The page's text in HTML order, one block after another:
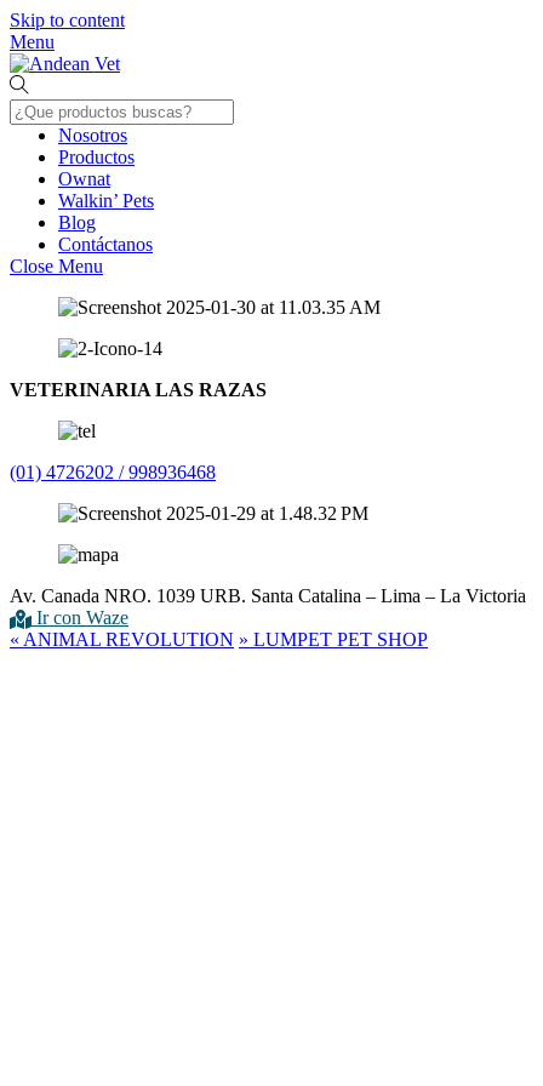
Skip to content
Menu
Nosotros
Productos
Ownat
Walkin’ Pets
Blog
Contáctanos
Close Menu
VETERINARIA LAS RAZAS
(01) 4726202 / 998936468
Av. Canada NRO. 1039 URB. Santa Catalina – Lima – La Victoria
Ir con Waze
« ANIMAL REVOLUTION » LUMPET PET SHOP